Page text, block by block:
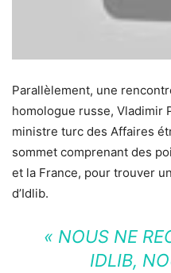
Parallèlement, une
homologue russe, Vladimir
ministre turc des Affaires
sommet comprenant des
et la France, pour trouver
d’Idlib.
« NOUS NE
IDLIB,